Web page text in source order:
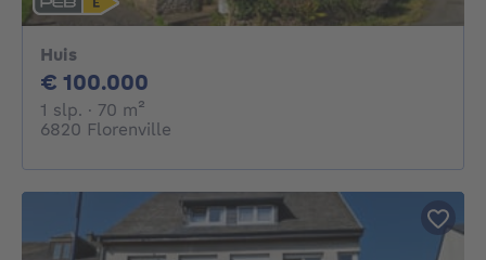
Huis
€ 100.000
1 slp. 1 slaapkamer
· 70 m²
6820 Florenville